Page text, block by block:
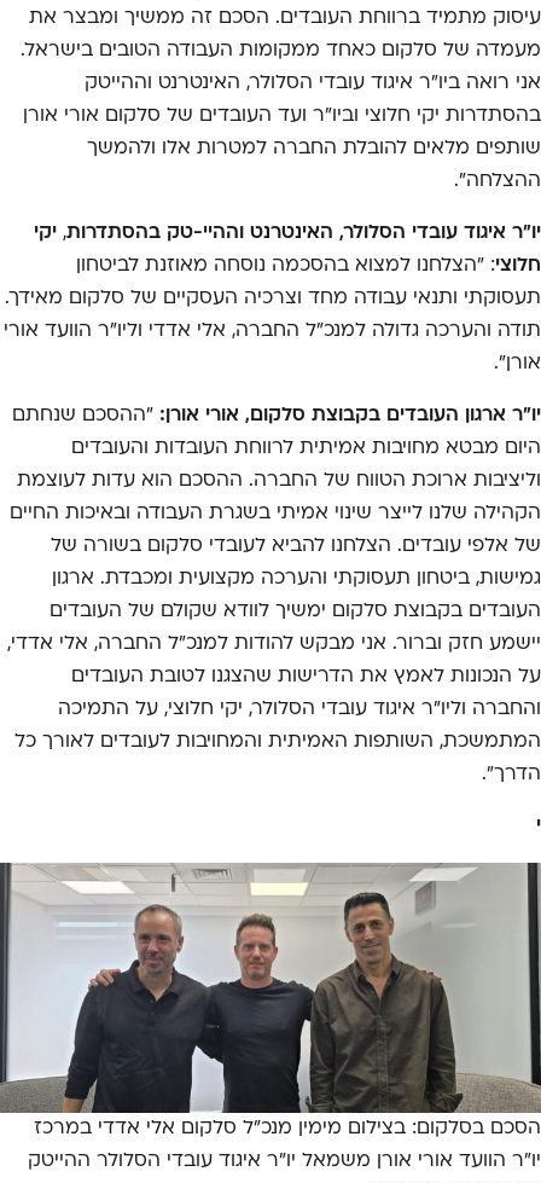
עיסוק מתמיד ברווחת העובדים. הסכם זה ממשיך ומבצר את
מעמדה של סלקום כאחד ממקומות העבודה הטובים בישראל.
אני רואה ביו"ר איגוד עובדי הסלולר, האינטרנט וההייטק
בהסתדרות יקי חלוצי וביו"ר ועד העובדים של סלקום אורי אורן
שותפים מלאים להובלת החברה למטרות אלו ולהמשך
ההצלחה״.
יו"ר איגוד עובדי הסלולר, האינטרנט וההיי-טק בהסתדרות, יקי
חלוצי: "הצלחנו למצוא בהסכמה נוסחה מאוזנת לביטחון
תעסוקתי ותנאי עבודה מחד וצרכיה העסקיים של סלקום מאידך.
תודה והערכה גדולה למנכ״ל החברה, אלי אדדי וליו״ר הוועד אורי
אורן".
יו"ר ארגון העובדים בקבוצת סלקום, אורי אורן: "ההסכם שנחתם
היום מבטא מחויבות אמיתית לרווחת העובדות והעובדים
וליציבות ארוכת הטווח של החברה. ההסכם הוא עדות לעוצמת
הקהילה שלנו לייצר שינוי אמיתי בשגרת העבודה ובאיכות החיים
של אלפי עובדים. הצלחנו להביא לעובדי סלקום בשורה של
גמישות, ביטחון תעסוקתי והערכה מקצועית ומכבדת. ארגון
העובדים בקבוצת סלקום ימשיך לוודא שקולם של העובדים
יישמע חזק וברור. אני מבקש להודות למנכ"ל החברה, אלי אדדי,
על הנכונות לאמץ את הדרישות שהצגנו לטובת העובדים
והחברה וליו"ר איגוד עובדי הסלולר, יקי חלוצי, על התמיכה
המתמשכת, השותפות האמיתית והמחויבות לעובדים לאורך כל
הדרך".
י
הסכם בסלקום: בצילום מימין מנכ"ל סלקום אלי אדדי במרכז
יו"ר הוועד אורי אורן משמאל יו"ר איגוד עובדי הסלולר ההייטק